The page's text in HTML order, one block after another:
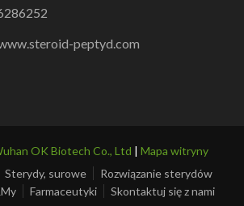
peptyd.com
OK Biotech Co., Ltd | Mapa witryny
Sterydy, surowe
Rozwiązanie sterydów
Farmaceutyki Skontaktuj się z nami